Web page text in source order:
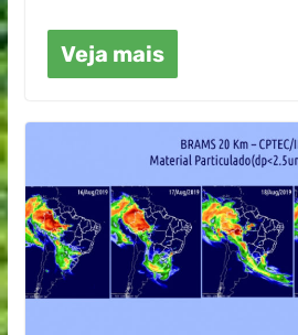
Veja mais